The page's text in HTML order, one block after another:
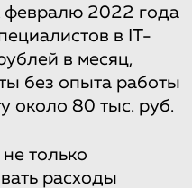
февралю 2022 года
в IT-
в месяц,
без опыта работы
около 80 тыс. руб.
только
расходы